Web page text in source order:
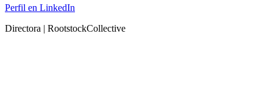
Perfil en LinkedIn
Directora | RootstockCollective